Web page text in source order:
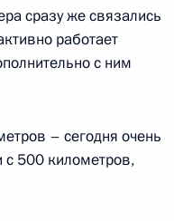
сразу же связались
работает
с ним
– сегодня очень
с 500 километров,